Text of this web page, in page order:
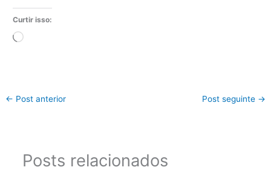
Curtir isso:
Carregando...
← Post anterior Post seguinte →
Posts relacionados